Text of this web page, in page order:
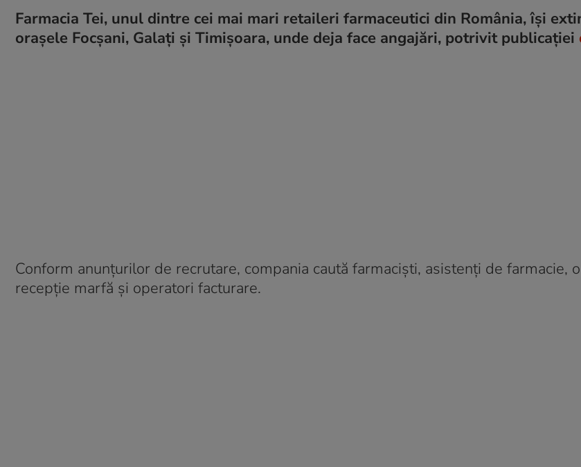
Farmacia Tei, unul dintre cei mai mari retaileri farmaceutici din România, își
orașele Focșani, Galați și Timișoara, unde deja face angajări, potrivit publicației
Conform anunțurilor de recrutare, compania caută farmaciști, asistenți de farmacie,
recepție marfă și operatori facturare.